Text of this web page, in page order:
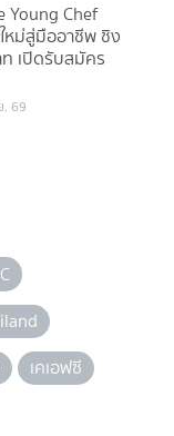
Young Chef
หม่สู่มืออาชีพ ชิง
เปิดรับสมัคร
. 69
เคเอฟซี